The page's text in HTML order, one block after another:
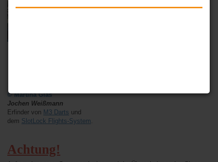
© Martina Glas
Jochen Weißmann
Erfinder von M3 Darts und
dem SlotLock Flights-System.
Achtung!